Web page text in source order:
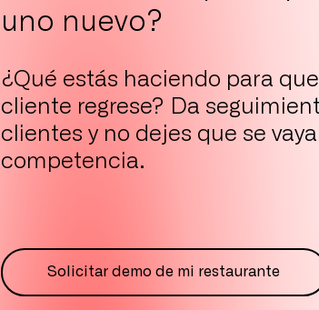
uno nuevo?
¿Qué estás haciendo para
cliente regrese? Da
clientes y no dejes que se
competencia.
Solicitar demo de mi restaurante